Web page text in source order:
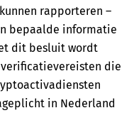
rapporteren –
bepaalde informatie
dit besluit wordt
die
in Nederland